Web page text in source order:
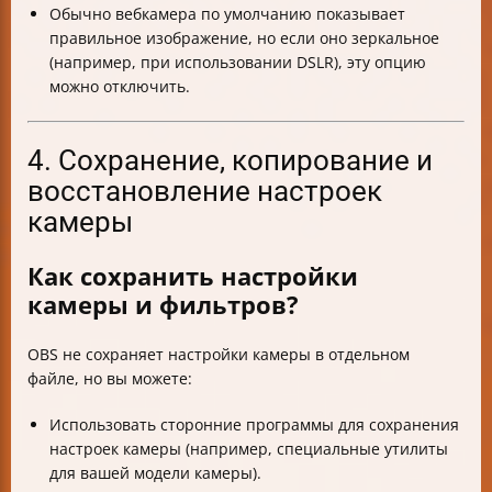
Обычно вебкамера по умолчанию показывает
правильное изображение, но если оно зеркальное
(например, при использовании DSLR), эту опцию
можно отключить.
4. Сохранение, копирование и
восстановление настроек
камеры
Как сохранить настройки
камеры и фильтров?
OBS не сохраняет настройки камеры в отдельном
файле, но вы можете:
Использовать сторонние программы для сохранения
настроек камеры (например, специальные утилиты
для вашей модели камеры).